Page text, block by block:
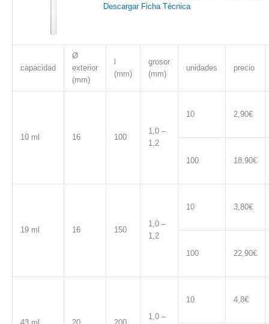
Descargar Ficha Técnica
capacidad
Ø
exterior
(mm)
(mm)
grosor
(mm)
unidades precio
10 ml 16 100
1,0 –
1,2
10 2,90€
100 18,90€
19 ml 16 150
1,0 –
1,2
10 3,80€
100 22,90€
1,0 –
10 4,8€